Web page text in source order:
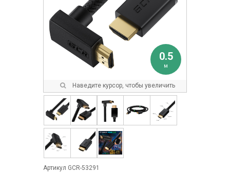
0.5
м
Наведите курсор, чтобы увеличить
Артикул GCR-53291